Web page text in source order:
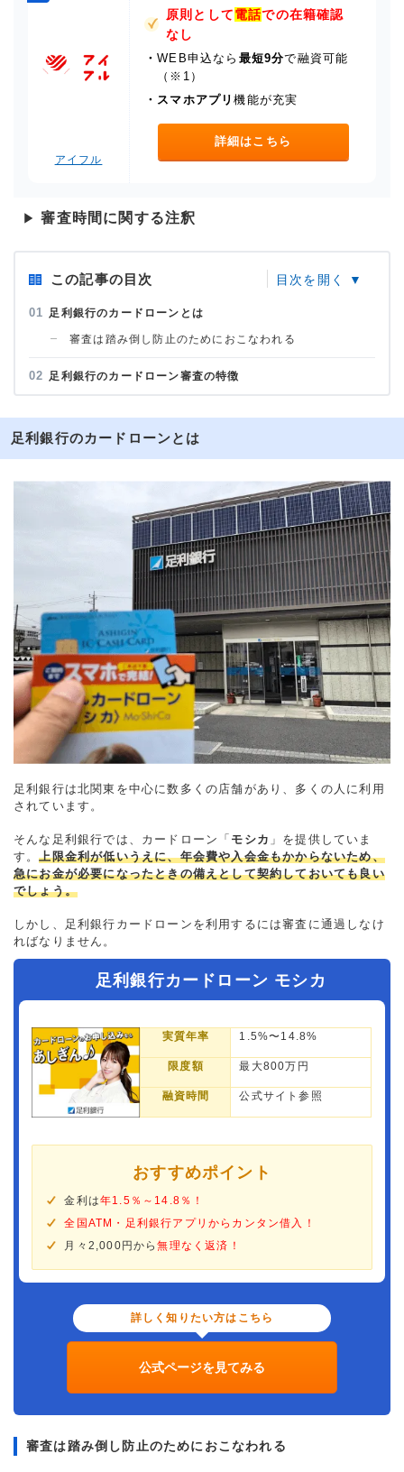
アイフル
原則として電話での在籍確認
なし
・WEB申込なら 最短9分で融資可能
（※1）
・ スマホアプリ機能が充実
詳細はこちら
▶ 審査時間に関する注釈
この記事の目次
足利銀行のカードローンとは
審査は踏み倒し防止のためにおこなわれる
足利銀行のカードローン審査の特徴
足利銀行のカードローンとは
足利銀行は北関東を中心に数多くの店舗があり、多くの人に利用
されています。
そんな足利銀行では、カードローン「 モシカ 」を提供していま
す。上限金利が低いうえに、年会費や入会金もかからないため、
急にお金が必要になったときの備えとして契約しておいても良い
でしょう。
しかし、足利銀行カードローンを利用するには審査に通過しなけ
ればなりません。
足利銀行カードローン モシカ
実質年率 1.5%〜14.8%
限度額 最大800万円
融資時間 公式サイト参照
おすすめポイント
金利は年1.5％～14.8％！
全国ATM・足利銀行アプリからカンタン借入！
月々2,000円から無理なく返済！
詳しく知りたい方はこちら
公式ページを見てみる
審査は踏み倒し防止のためにおこなわれる